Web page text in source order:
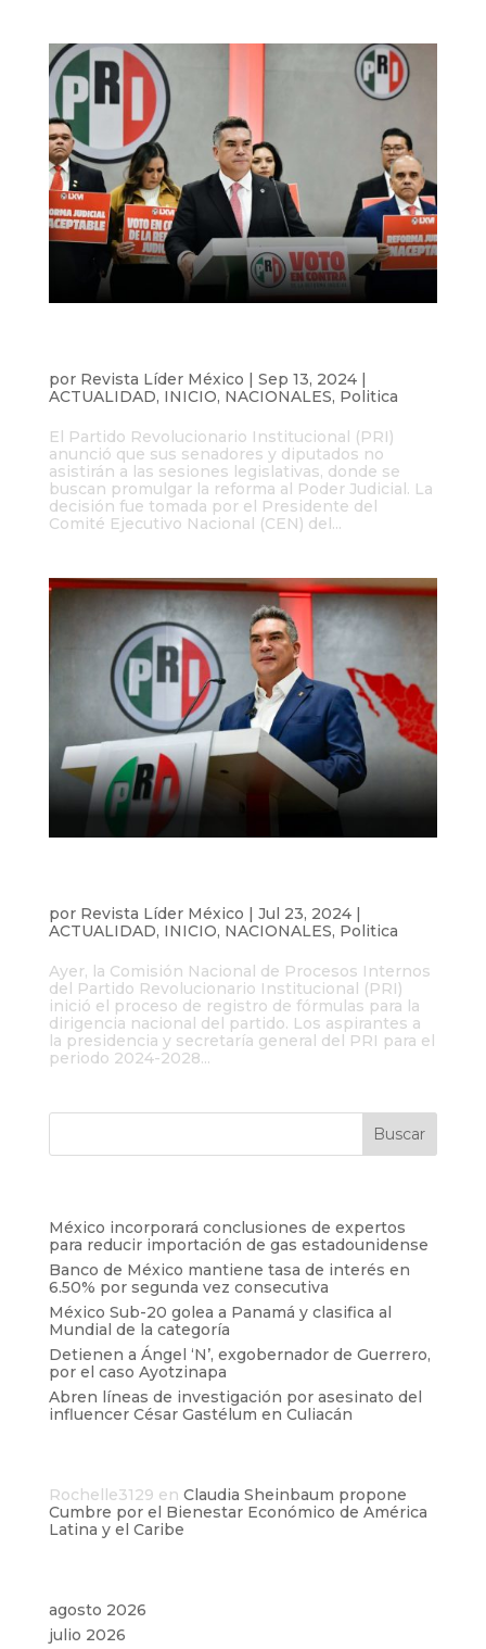
por Revista Líder México | Sep 13, 2024|
ACTUALIDAD, INICIO, NACIONALES, Politica
El Partido Revolucionario Institucional (PRI)
anunció que sus senadores y diputados no
asistirán a las sesiones legislativas, donde se
buscan promulgar la reforma al Poder Judicial. La
decisión fue tomada por el Presidente del
Comité Ejecutivo Nacional (CEN) del...
por Revista Líder México | Jul 23, 2024|
ACTUALIDAD, INICIO, NACIONALES, Politica
Ayer, la Comisión Nacional de Procesos Internos
del Partido Revolucionario Institucional (PRI)
inició el proceso de registro de fórmulas para la
dirigencia nacional del partido. Los aspirantes a
la presidencia y secretaría general del PRI para el
periodo 2024-2028...
México incorporará conclusiones de expertos
para reducir importación de gas estadounidense
Banco de México mantiene tasa de interés en
6.50% por segunda vez consecutiva
México Sub-20 golea a Panamá y clasifica al
Mundial de la categoría
Detienen a Ángel ‘N’, exgobernador de Guerrero,
por el caso Ayotzinapa
Abren líneas de investigación por asesinato del
influencer César Gastélum en Culiacán
Rochelle3129 en Claudia Sheinbaum propone
Cumbre por el Bienestar Económico de América
Latina y el Caribe
agosto 2026
julio 2026